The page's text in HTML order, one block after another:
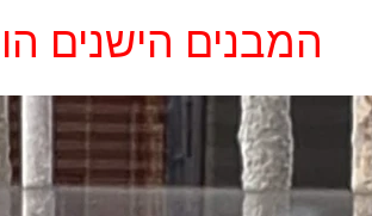
המבנים הישנים